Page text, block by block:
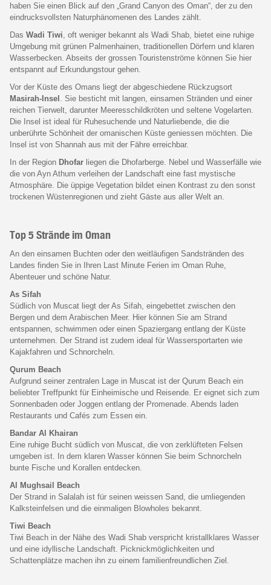
haben Sie einen Blick auf den „Grand Canyon des Oman“, der zu den
eindrucksvollsten Naturphänomenen des Landes zählt.
Das Wadi Tiwi , oft weniger bekannt als Wadi Shab, bietet eine ruhige
Umgebung mit grünen Palmenhainen, traditionellen Dörfern und klaren
Wasserbecken. Abseits der grossen Touristenströme können Sie hier
entspannt auf Erkundungstour gehen.
Vor der Küste des Omans liegt der abgeschiedene Rückzugsort
Masirah-Insel
. Sie besticht mit langen, einsamen Stränden und einer
reichen Tierwelt, darunter Meeresschildkröten und seltene Vogelarten.
Die Insel ist ideal für Ruhesuchende und Naturliebende, die die
unberührte Schönheit der omanischen Küste geniessen möchten. Die
Insel ist von Shannah aus mit der Fähre erreichbar.
In der Region Dhofar liegen die Dhofarberge. Nebel und Wasserfälle wie
die von Ayn Athum verleihen der Landschaft eine fast mystische
Atmosphäre. Die üppige Vegetation bildet einen Kontrast zu den sonst
trockenen Wüstenregionen und zieht Gäste aus aller Welt an.
Top 5 Strände im Oman
An den einsamen Buchten oder den weitläufigen Sandstränden des
Landes finden Sie in Ihren Last Minute Ferien im Oman Ruhe,
Abenteuer und schöne Natur.
As Sifah
Südlich von Muscat liegt der As Sifah, eingebettet zwischen den
Bergen und dem Arabischen Meer. Hier können Sie am Strand
entspannen, schwimmen oder einen Spaziergang entlang der Küste
unternehmen. Der Strand ist zudem ideal für Wassersportarten wie
Kajakfahren und Schnorcheln.
Qurum Beach
Aufgrund seiner zentralen Lage in Muscat ist der Qurum Beach ein
beliebter Treffpunkt für Einheimische und Reisende. Er eignet sich zum
Sonnenbaden oder Joggen entlang der Promenade. Abends laden
Restaurants und Cafés zum Essen ein.
Bandar Al Khairan
Eine ruhige Bucht südlich von Muscat, die von zerklüfteten Felsen
umgeben ist. In dem klaren Wasser können Sie beim Schnorcheln
bunte Fische und Korallen entdecken.
Al Mughsail Beach
Der Strand in Salalah ist für seinen weissen Sand, die umliegenden
Kalksteinfelsen und die einmaligen Blowholes bekannt.
Tiwi Beach
Tiwi Beach in der Nähe des Wadi Shab verspricht kristallklares Wasser
und eine idyllische Landschaft. Picknickmöglichkeiten und
Schattenplätze machen ihn zu einem familienfreundlichen Ziel.